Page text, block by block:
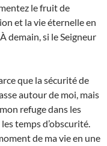
le fruit de
et la vie éternelle en
demain, si le Seigneur
que la sécurité de
autour de moi, mais
refuge dans les
temps d’obscurité.
de ma vie en une